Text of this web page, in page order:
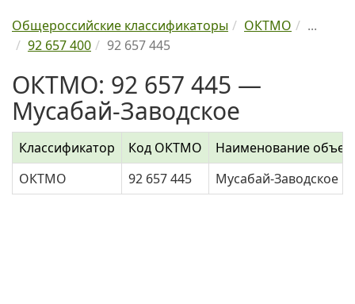
Общероссийские классификаторы ОКТМО
...
92 657 400
92 657 445
ОКТМО: 92 657 445 —
Мусабай-Заводское
Классификатор Код ОКТМО
Наименование
ОКТМО
92 657 445 Мусабай-Заводское